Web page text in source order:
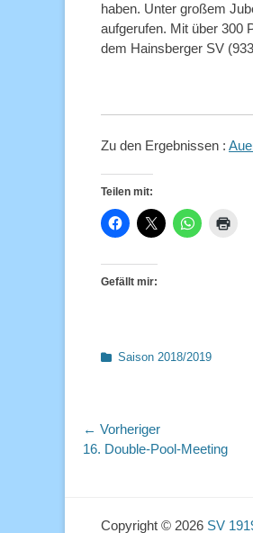
haben. Unter großem
aufgerufen. Mit über 300
dem Hainsberger SV
Zu den Ergebnissen :
Teilen mit:
Gefällt mir:
Kategorien
Saison 2018/2019
← Vorheriger
Vorheriger
16. Double-Pool-Meeting
Copyright © 2026 SV